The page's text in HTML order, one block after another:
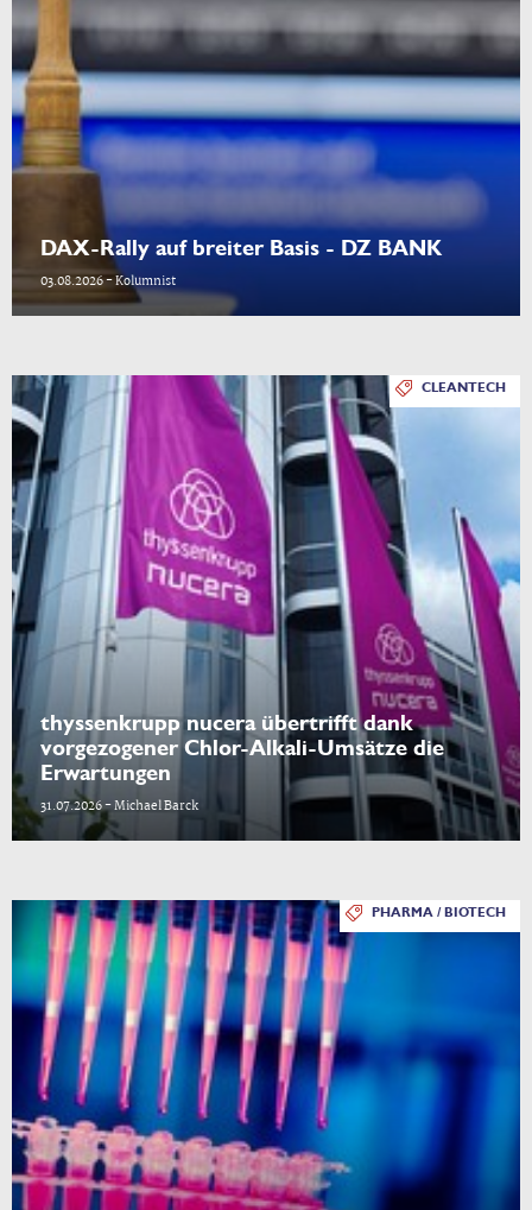
DAX-Rally auf breiter Basis - DZ BANK
03.08.2026 - Kolumnist
CLEANTECH
thyssenkrupp nucera übertrifft dank
vorgezogener Chlor-Alkali-Umsätze die
Erwartungen
31.07.2026 - Michael Barck
PHARMA / BIOTECH